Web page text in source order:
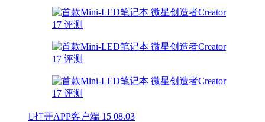
打开APP客户端 15 08.03